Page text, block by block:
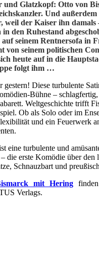
und Glatzkopf: Otto von
Und
weil der Kaiser ihn damals
den Ruhestand
seinem Rentnersofa in
von seinem politischen
heute auf in die
folgt ihm …
gestern! Diese turbulente
Bühne – schlagfertig,
Weltgeschichte trifft
Ob als Solo oder im
und ein Feuerwerk
eine turbulente und
die erste Komödie über den
Schnauzbart und
mit Hering
Verlags.